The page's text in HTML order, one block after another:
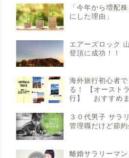
「今年から増配
にした理由」
エアーズロック
登頂に成功！！
海外旅行初心者で
る！ 【オースト
行】 おすすめ
３０代男子 サラ
管理職だけど節約
離婚サラリーマ